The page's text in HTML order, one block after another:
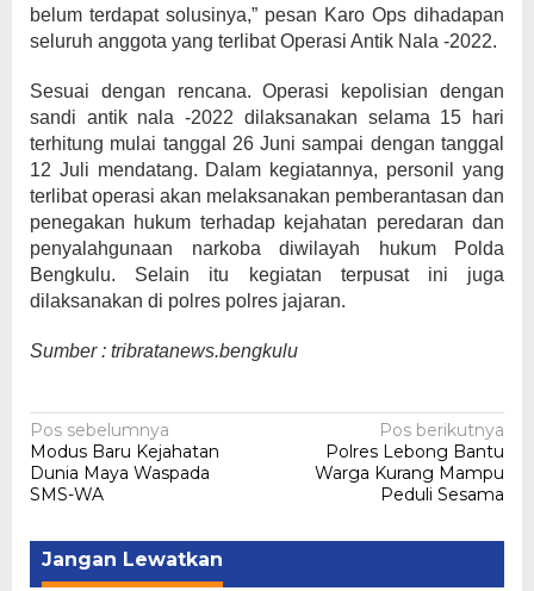
belum terdapat solusinya,” pesan Karo Ops dihadapan
seluruh anggota yang terlibat Operasi Antik Nala -2022.
Sesuai dengan rencana. Operasi kepolisian dengan
sandi antik nala -2022 dilaksanakan selama 15 hari
terhitung mulai tanggal 26 Juni sampai dengan tanggal
12 Juli mendatang. Dalam kegiatannya, personil yang
terlibat operasi akan melaksanakan pemberantasan dan
penegakan hukum terhadap kejahatan peredaran dan
penyalahgunaan narkoba diwilayah hukum Polda
Bengkulu. Selain itu kegiatan terpusat ini juga
dilaksanakan di polres polres jajaran.
Sumber : tribratanews.bengkulu
Navigasi
pos
Pos sebelumnya
Modus Baru Kejahatan
Dunia Maya Waspada
SMS-WA
Pos berikutnya
Polres Lebong Bantu
Warga Kurang Mampu
Peduli Sesama
Jangan Lewatkan